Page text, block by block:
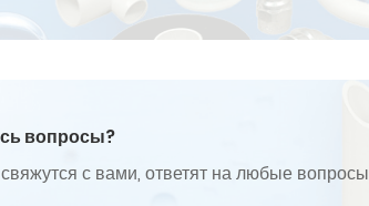
вопросы?
с вами, ответят на любые вопросы